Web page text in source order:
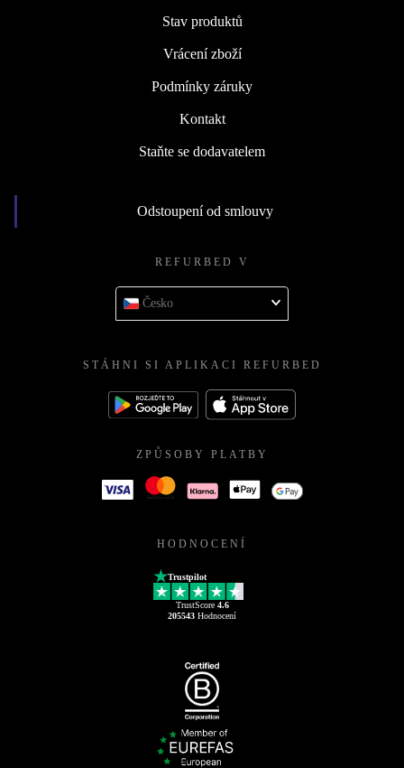
Stav produktů
Vrácení zboží
Podmínky záruky
Kontakt
Staňte se dodavatelem
Odstoupení od smlouvy
REFURBED V
Česko
STÁHNI SI APLIKACI REFURBED
ZPŮSOBY PLATBY
HODNOCENÍ
Trustpilot
TrustScore 4.6
205543 Hodnocení